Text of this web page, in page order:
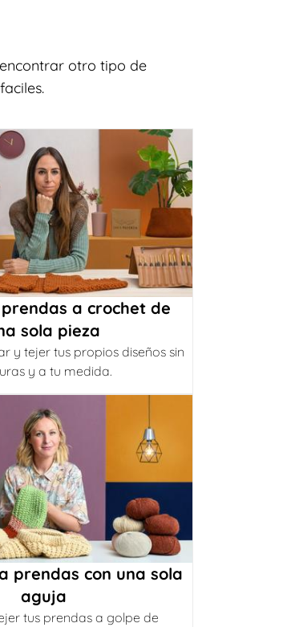
otro tipo de
a crochet de
sola pieza
y tejer tus propios diseños sin
y a tu medida.
prendas con una sola
aguja
tus prendas a golpe de